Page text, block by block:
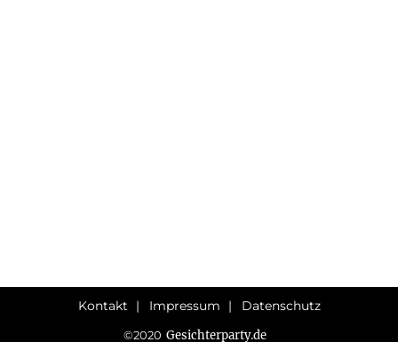
Kontakt Impressum Datenschutz
Gesichterparty.de